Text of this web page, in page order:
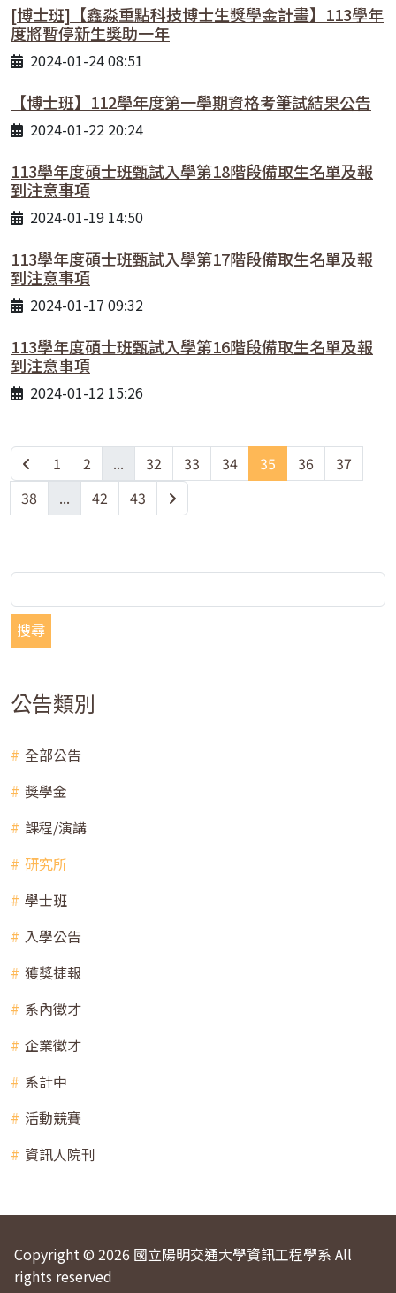
[博士班]【鑫淼重點科技博士生獎學金計畫】113學年
度將暫停新生獎助一年
2024-01-24 08:51
【博士班】112學年度第一學期資格考筆試結果公告
2024-01-22 20:24
113學年度碩士班甄試入學第18階段備取生名單及報
到注意事項
2024-01-19 14:50
113學年度碩士班甄試入學第17階段備取生名單及報
到注意事項
2024-01-17 09:32
113學年度碩士班甄試入學第16階段備取生名單及報
到注意事項
2024-01-12 15:26
1 2 ... 32 33 34 35 36
37
38
... 42 43
搜尋
公告類別
全部公告
獎學金
課程/演講
研究所
學士班
入學公告
獲獎捷報
系內徵才
企業徵才
系計中
活動競賽
資訊人院刊
Copyright © 2026 國立陽明交通大學資訊工程學系 All
rights reserved